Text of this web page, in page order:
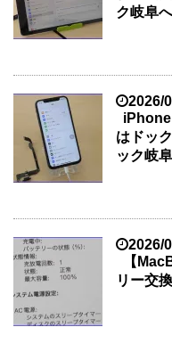
ク岐阜へ
2026/
iPhone
はドッ
ック岐阜
2026/
【
リー交